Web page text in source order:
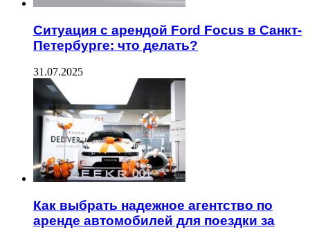
Ситуация с арендой Ford Focus в Санкт-
Петербурге: что делать?
31.07.2025
Как выбрать надежное агентство по
аренде автомобилей для поездки за